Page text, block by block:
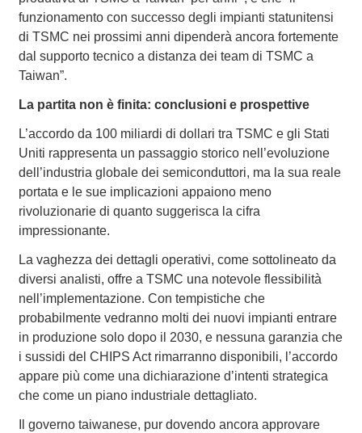
funzionamento con successo degli impianti statunitensi
di TSMC nei prossimi anni dipenderà ancora fortemente
dal supporto tecnico a distanza dei team di TSMC a
Taiwan”.
La partita non è finita: conclusioni e prospettive
L’accordo da 100 miliardi di dollari tra TSMC e gli Stati
Uniti rappresenta un passaggio storico nell’evoluzione
dell’industria globale dei semiconduttori, ma la sua reale
portata e le sue implicazioni appaiono meno
rivoluzionarie di quanto suggerisca la cifra
impressionante.
La vaghezza dei dettagli operativi, come sottolineato da
diversi analisti, offre a TSMC una notevole flessibilità
nell’implementazione. Con tempistiche che
probabilmente vedranno molti dei nuovi impianti entrare
in produzione solo dopo il 2030, e nessuna garanzia che
i sussidi del CHIPS Act rimarranno disponibili, l’accordo
appare più come una dichiarazione d’intenti strategica
che come un piano industriale dettagliato.
Il governo taiwanese, pur dovendo ancora approvare